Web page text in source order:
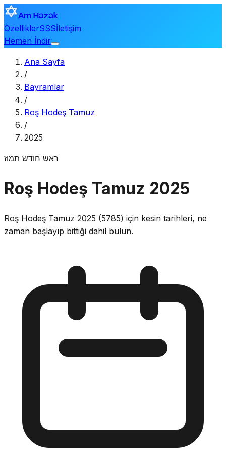
Am Hazak
ÖzelliklerSSSİletişim
Hemen İndir
Ana Sayfa
/
Bayramlar
/
Roş Hodeş Tamuz
/
2025
ראש חודש תמוז
Roş Hodeş Tamuz 2025
Roş Hodeş Tamuz 2025 (5785) için kesin tarihleri, ne
zaman başlayıp bittiği dahil bulun.